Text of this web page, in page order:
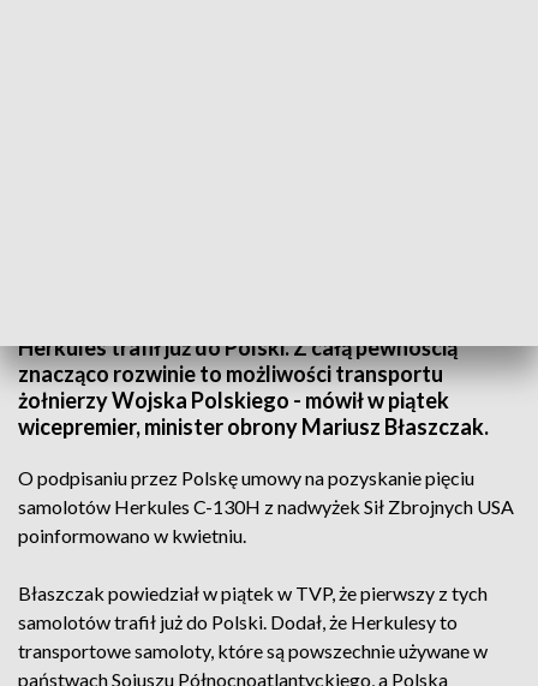
Herkules trafił już do Polski. Z całą pewnością
znacząco rozwinie to możliwości transportu
żołnierzy Wojska Polskiego - mówił w piątek
wicepremier, minister obrony Mariusz Błaszczak.
O podpisaniu przez Polskę umowy na pozyskanie pięciu
samolotów Herkules C-130H z nadwyżek Sił Zbrojnych USA
poinformowano w kwietniu.
Błaszczak powiedział w piątek w TVP, że pierwszy z tych
samolotów trafił już do Polski. Dodał, że Herkulesy to
transportowe samoloty, które są powszechnie używane w
państwach Sojuszu Północnoatlantyckiego, a Polska